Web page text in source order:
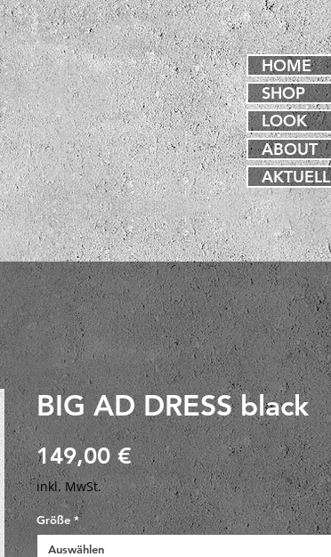
BIG AD DRESS black
149,00 €Preis
inkl. MwSt.
Größe *
Auswählen
HOME
SHOP
LOOK
ABOUT
AKTUELL